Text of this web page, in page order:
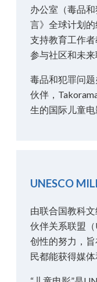
办公室（毒品
言》全球计划的
支持教育工作
参与社区和未来
毒品和犯罪问
伙伴，
生的国际儿童电
UNESCO
由联合国教科
伙伴关系联盟
创性的努力，
民都能获得媒体